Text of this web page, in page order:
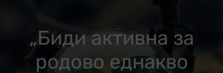
„Биди активна за
родово еднакво